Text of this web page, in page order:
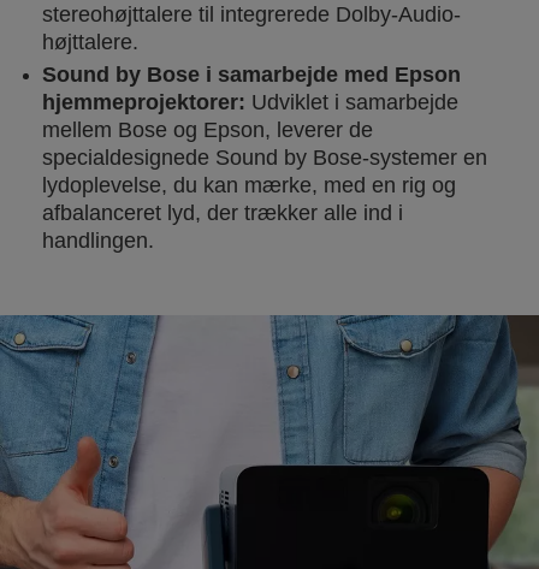
stereohøjttalere til integrerede Dolby-Audio-
højttalere.
Sound by Bose i samarbejde med Epson
hjemmeprojektorer: Udviklet i samarbejde
mellem Bose og Epson, leverer de
specialdesignede Sound by Bose-systemer en
lydoplevelse, du kan mærke, med en rig og
afbalanceret lyd, der trækker alle ind i
handlingen.